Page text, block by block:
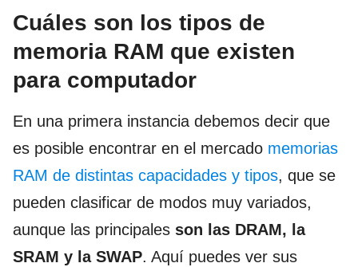
Cuáles son los tipos de
memoria RAM que existen
para computador
En una primera instancia debemos decir que
es posible encontrar en el mercado memorias
RAM de distintas capacidades y tipos, que se
pueden clasificar de modos muy variados,
aunque las principales son las DRAM, la
SRAM y la SWAP. Aquí puedes ver sus